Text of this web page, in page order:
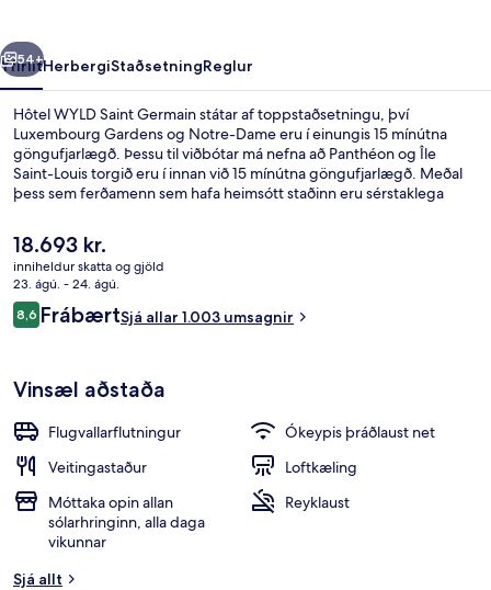
Næsta
54+
YfirlitHerbergiStaðsetningReglur
Hôtel WYLD Saint Germain státar af toppstaðsetningu, því
Luxembourg Gardens og Notre-Dame eru í einungis 15 mínútna
göngufjarlægð. Þessu til viðbótar má nefna að Panthéon og Île
Saint-Louis torgið eru í innan við 15 mínútna göngufjarlægð. Meðal
þess sem ferðamenn sem hafa heimsótt staðinn eru sérstaklega
ekki langt að fara til að komast í almenningssamgöngur: Maubert-
Mutualité lestarstöðin er í 3 mínútna göngufjarlægð og Cardinal
Lemoine lestarstöðin í 5 mínútna.
Núverandi
verð
er
18.693 kr.
18.693 kr.
inniheldur skatta og gjöld
23. ágú. - 24. ágú.
Umsagnir
8,68,6 af 10
FrábærtSjá allar 1.003 umsagnir
Vinsæl aðstaða
Flugvallarflutningur
Ókeypis þráðlaust net
Veitingastaður
Loftkæling
Móttaka opin allan
sólarhringinn, alla daga
vikunnar
Reyklaust
Sjá allt